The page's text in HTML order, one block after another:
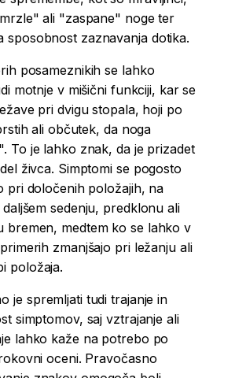
ali "zaspane" noge ter
sposobnost zaznavanja dotika.
posameznikih se lahko
motnje v mišični funkciji, kar se
pri dvigu stopala, hoji po
ali občutek, da noga
To je lahko znak, da je prizadet
živca. Simptomi se pogosto
pri določenih položajih, na
sedenju, predklonu ali
bremen, medtem ko se lahko v
zmanjšajo pri ležanju ali
položaja.
je spremljati tudi trajanje in
simptomov, saj vztrajanje ali
lahko kaže na potrebo po
oceni. Pravočasno